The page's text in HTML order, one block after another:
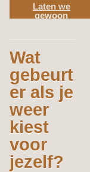
Laten we
gewoon
Wat
gebeurt
er als je
weer
kiest
voor
jezelf?